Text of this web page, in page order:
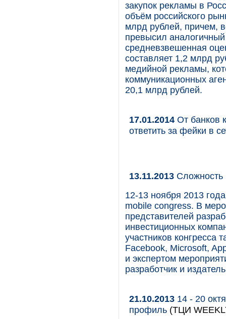
закупок рекламы в
объём российского
млрд рублей, причем,
превысил
средневзвешенная
составляет 1,2 млрд
медийной рекламы,
коммуникационных
20,1 млрд рублей.
17.01.2014 От банков
ответить за фейки в
13.11.2013 Сложность
12-13 ноября 2013
mobile congress. В
представителей
инвестиционных
участников конгресса
Facebook, Microsoft,
и экспертом
разработчик и
21.10.2013 14 - 20
профиль (ТЦИ